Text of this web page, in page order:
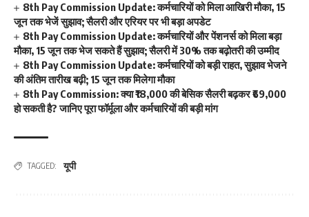
8th Pay Commission Update: कर्मचारियों को मिला आखिरी मौका, 15
जून तक भेजें सुझाव; सैलरी और एरियर पर भी बड़ा अपडेट
8th Pay Commission Update: कर्मचारियों और पेंशनर्स को मिला बड़ा
मौका, 15 जून तक भेज सकते हैं सुझाव; सैलरी में 30% तक बढ़ोतरी की उम्मीद
8th Pay Commission Update: कर्मचारियों को बड़ी राहत, सुझाव भेजने
की अंतिम तारीख बढ़ी; 15 जून तक मिलेगा मौका
8th Pay Commission: क्या ₹18,000 की बेसिक सैलरी बढ़कर ₹69,000
हो सकती है? जानिए पूरा फॉर्मूला और कर्मचारियों की बड़ी मांग
TAGGED: यूपी